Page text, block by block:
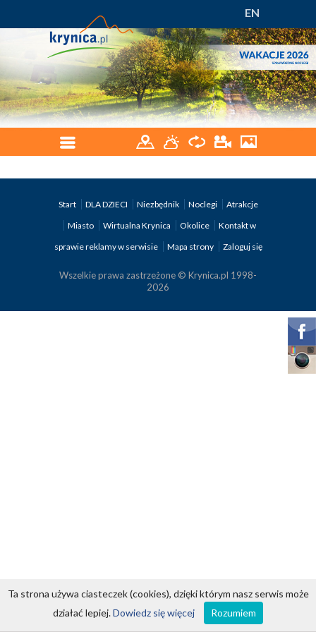
EN
Start DLA DZIECI Niezbędnik Noclegi
Atrakcje
Miasto
Wirtualna Krynica Okolice
Kontakt w
sprawie reklamy w serwisie
Mapa strony Zaloguj się
Wszelkie prawa zastrzeżone © Krynica.pl 1998-
2026
Ta strona używa ciasteczek (cookies), dzięki którym nasz serwis może
działać lepiej.Dowiedz się więcej Rozumiem